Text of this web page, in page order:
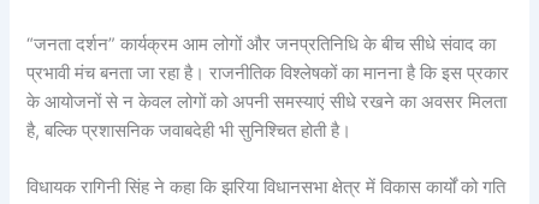
“जनता दर्शन” कार्यक्रम आम लोगों और जनप्रतिनिधि के बीच सीधे संवाद का
प्रभावी मंच बनता जा रहा है। राजनीतिक विश्लेषकों का मानना है कि इस प्रकार
के आयोजनों से न केवल लोगों को अपनी समस्याएं सीधे रखने का अवसर मिलता
है, बल्कि प्रशासनिक जवाबदेही भी सुनिश्चित होती है।
विधायक रागिनी सिंह ने कहा कि झरिया विधानसभा क्षेत्र में विकास कार्यों को गति